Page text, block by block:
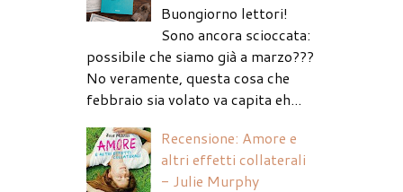
Buongiorno lettori!
Sono ancora scioccata:
possibile che siamo già a marzo???
No veramente, questa cosa che
febbraio sia volato va capita eh...
Recensione: Amore e
altri effetti collaterali
- Julie Murphy